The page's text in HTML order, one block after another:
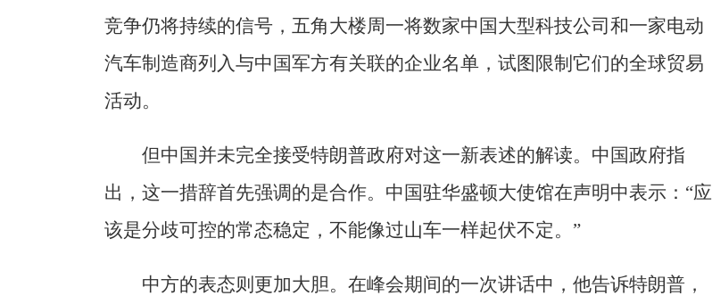
竞争仍将持续的信号，五角大楼周一将数家中国大型科技公司和一家电动
汽车制造商列入与中国军方有关联的企业名单，试图限制它们的全球贸易
活动。
但中国并未完全接受特朗普政府对这一新表述的解读。中国政府指
出，这一措辞首先强调的是合作。中国驻华盛顿大使馆在声明中表示：“应
该是分歧可控的常态稳定，不能像过山车一样起伏不定。”
中方的表态则更加大胆。在峰会期间的一次讲话中，他告诉特朗普，